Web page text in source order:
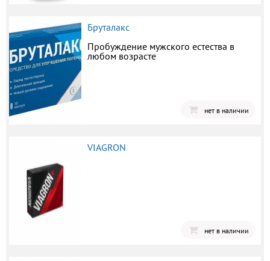
Бруталакс
Пробуждение мужского естества в
любом возрасте
нет в наличии
VIAGRON
нет в наличии